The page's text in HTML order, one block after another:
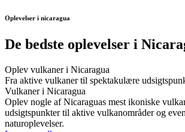
Oplevelser i nicaragua
De bedste oplevelser i
Oplev vulkaner i Nicaragua
Fra aktive vulkaner til spektakulære
Vulkaner i Nicaragua
Oplev nogle af Nicaraguas mest ikoniske
udsigtspunkter til aktive vulkanområder og
naturoplevelser.